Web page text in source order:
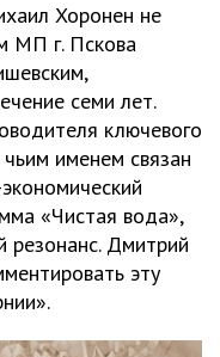
Хоронен не
МП г. Пскова
семи лет.
ключевого
именем связан
«Чистая вода»,
резонанс. Дмитрий
эту